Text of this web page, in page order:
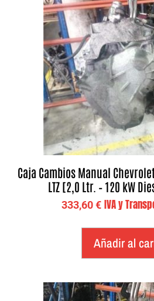
Caja Cambios Manual
LTZ [2,0 Ltr. – 120 kW
333,60€ IVA y
Añadir al